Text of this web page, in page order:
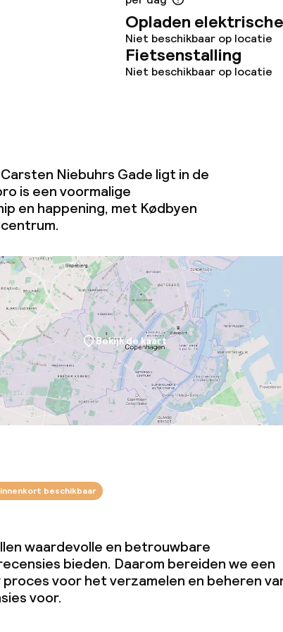
Opladen
Niet beschikbaar op locatie
Fietsenstalling
Niet beschikbaar op locatie
Niebuhrs Gade ligt in de
is een voormalige
en happening, met Kødbyen
Bekijk de kaart
beschikbaar
waardevolle en betrouwbare
bieden. Daarom bereiden we een
proces voor het verzamelen en beheren
voor.